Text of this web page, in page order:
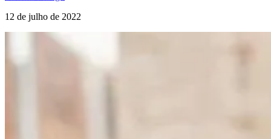
12 de julho de 2022